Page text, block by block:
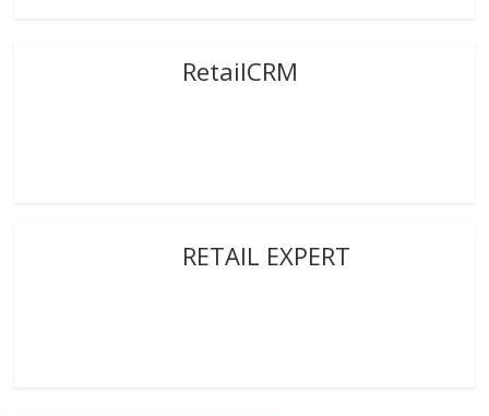
RetailCRM
RETAIL EXPERT